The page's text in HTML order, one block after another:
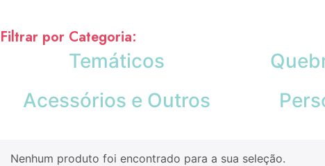
Filtrar por Categoria:
Temáticos
Acessórios e Outros
Nenhum produto foi encontrado para a sua seleção.